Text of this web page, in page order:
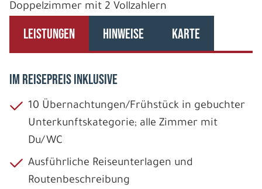
Doppelzimmer mit 2 Vollzahlern
LEISTUNGEN HINWEISE KARTE
IM REISEPREIS INKLUSIVE
10 Übernachtungen/Frühstück in gebuchter
Unterkunftskategorie; alle Zimmer mit
Du/WC
Ausführliche Reiseunterlagen und
Routenbeschreibung